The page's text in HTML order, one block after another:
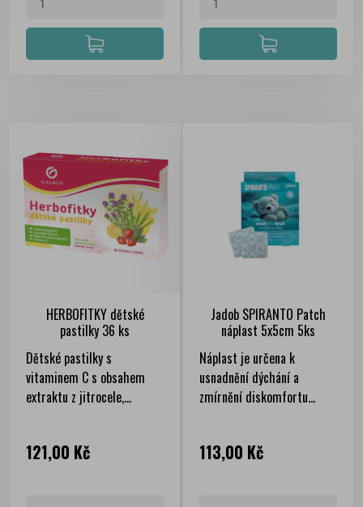
HERBOFITKY dětské
pastilky 36 ks
Dětské pastilky s
vitaminem C s obsahem
extraktu z jitrocele,...
Cena
121,00 Kč
Jadob SPIRANTO Patch
náplast 5x5cm 5ks
Náplast je určena k
usnadnění dýchání a
zmírnění diskomfortu...
Cena
113,00 Kč